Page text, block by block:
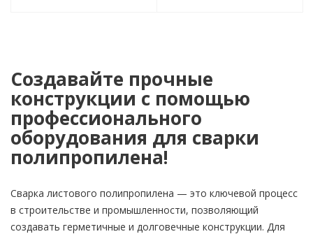
Создавайте прочные
конструкции с помощью
профессионального
оборудования для сварки
полипропилена!
Сварка листового полипропилена — это ключевой процесс
в строительстве и промышленности, позволяющий
создавать герметичные и долговечные конструкции. Для